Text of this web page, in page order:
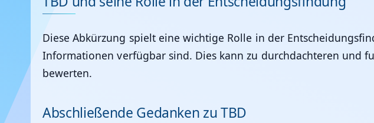
Diese Abkürzung spielt eine wichtige Rolle in der
Informationen verfügbar sind. Dies kann zu durchdachteren und
bewerten.
Abschließende Gedanken zu TBD